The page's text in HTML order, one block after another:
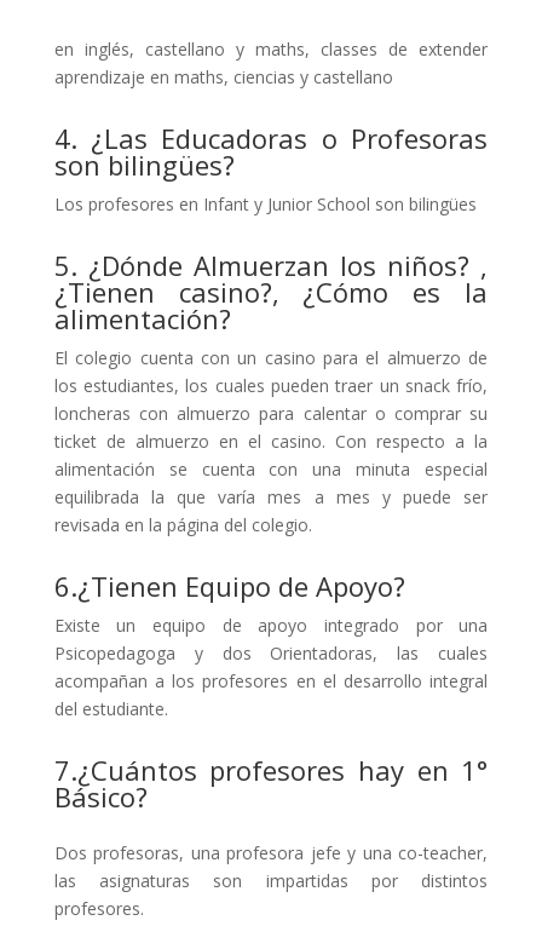
en inglés, castellano y maths, classes de extender
aprendizaje en maths, ciencias y castellano
4. ¿Las Educadoras o Profesoras
son bilingües?
Los profesores en Infant y Junior School son bilingües
5. ¿Dónde Almuerzan los niños? ,
¿Tienen casino?, ¿Cómo es la
alimentación?
El colegio cuenta con un casino para el almuerzo de
los estudiantes, los cuales pueden traer un snack frío,
loncheras con almuerzo para calentar o comprar su
ticket de almuerzo en el casino. Con respecto a la
alimentación se cuenta con una minuta especial
equilibrada la que varía mes a mes y puede ser
revisada en la página del colegio.
6.¿Tienen Equipo de Apoyo?
Existe un equipo de apoyo integrado por una
Psicopedagoga y dos Orientadoras, las cuales
acompañan a los profesores en el desarrollo integral
del estudiante.
7.¿Cuántos profesores hay en 1°
Básico?
Dos profesoras, una profesora jefe y una co-teacher,
las asignaturas son impartidas por distintos
profesores.